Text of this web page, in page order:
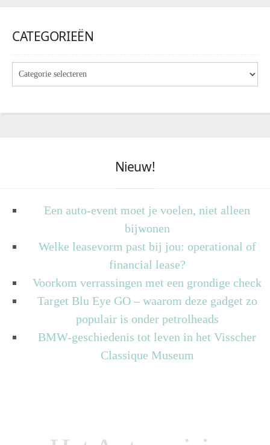
CATEGORIEËN
Nieuw!
Een auto-event moet je voelen, niet alleen
bijwonen
Welke leasevorm past bij jou: operational of
financial lease?
Voorkom verrassingen met een grondige check
Target Blu Eye GO – waarom deze gadget zo
populair is onder petrolheads
BMW-geschiedenis tot leven in het Visscher
Classique Museum